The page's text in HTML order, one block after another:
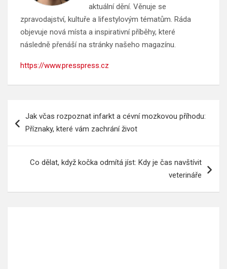
aktuální dění. Věnuje se
zpravodajství, kultuře a lifestylovým tématům. Ráda
objevuje nová místa a inspirativní příběhy, které
následně přenáší na stránky našeho magazínu.
https://www.presspress.cz
proJak včas rozpoznat infarkt a cévní mozkovou příhodu:
Příznaky, které vám zachrání život
Co dělat, když kočka odmítá jíst: Kdy je čas navštívit
veterináře